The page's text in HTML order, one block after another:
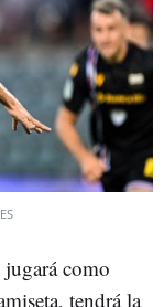
como
tendrá la